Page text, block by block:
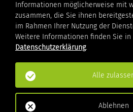
Cookies
Informationen möglicherweise mit
zusammen, die Sie ihnen
im Rahmen Ihrer Nutzung der
Weitere Informationen finden Sie in
Datenschutzerklärung.
Ablehnen
Alle